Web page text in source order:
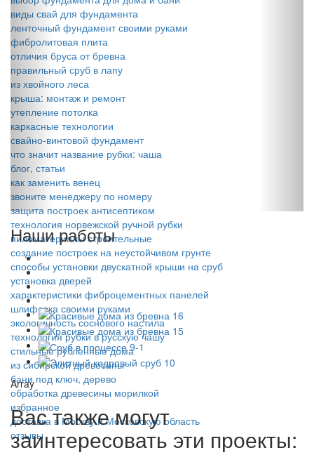
виды свай для фундамента
ленточный фундамент своими руками
фибролитовая плита
отличия бруса от бревна
правильный сруб в лапу
из хвойного леса
крыша: монтаж и ремонт
утепление потолка
каркасные технологии
свайно-винтовой фундамент
что значит название рубки: чаша
блог, статьи
как заменить венец
звоните менеджеру по номеру
защита построек антисептиком
технология норвежской ручной рубки
пиломатериалы строительные
создание построек на неустойчивом грунте
способы установки двускатной крыши на сруб
установка дверей
характеристики фиброцементных панелей
шлифовка своими руками
экологичность соснового настила
технология рубки в русскую чашу
стильные рубленные дома
из сибирской древесины
бани под ключ, дерево
обработка древесины морилкой
избранное
доставка в Москву и Московскую область
отзывы
Наши работы
Array
Вас также могут
заинтересовать эти проекты: